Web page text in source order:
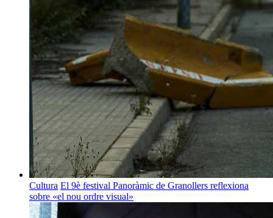
Cultura El 9è festival Panoràmic de Granollers reflexiona
sobre «el nou ordre visual»